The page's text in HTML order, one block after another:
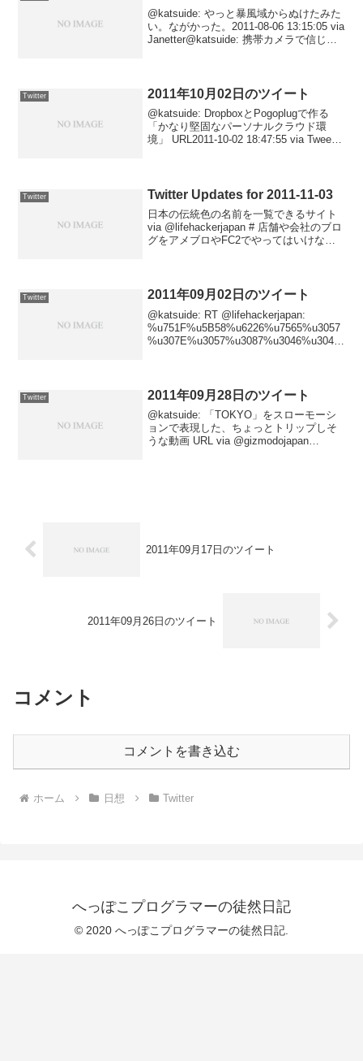
@katsuide: やっと暴風域からぬけたみた
い。ながかった。2011-08-06 13:15:05 via
Janetter@katsuide: 携帯カメラで信じら
Twitter 2011年10月02日のツイート
@katsuide: DropboxとPogoplugで作る
「かなり堅固なパーソナルクラウド環
境」 URL2011-10-02 18:47:55 via Tweet
Twitter Twitter Updates for 2011-11-03
日本の伝統色の名前を一覧できるサイト
via @lifehackerjapan # 店舗や会社のブロ
グをアメブロやFC2でやってはいけない
Twitter 2011年09月02日のツイート
@katsuide: RT @lifehackerjapan:
%u751F%u5B58%u6226%u7565%u3057
%u307E%u3057%u3087%u3046%u304B!
Twitter 2011年09月28日のツイート
@katsuide: 「TOKYO」をスローモーシ
ョンで表現した、ちょっとトリップしそ
うな動画 URL via @gizmodojapan
2011年09月17日のツイート
2011年09月26日のツイート
コメント
コメントを書き込む
ホーム 日想 Twitter
へっぽこプログラマーの徒然日記
© 2020 へっぽこプログラマーの徒然日記.